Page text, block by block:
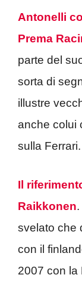
Antonelli
Prema
parte del
sorta di
illustre
anche colui
sulla Ferrari.
Il
Raikkonen
svelato che
con il
2007 con la